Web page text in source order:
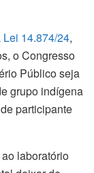
Lei 14.874/24,
o Congresso
Público seja
grupo indígena
participante
laboratório